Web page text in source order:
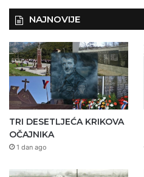
NAJNOVIJE
TRI DESETLJEĆA KRIKOVA
OČAJNIKA
1 dan ago